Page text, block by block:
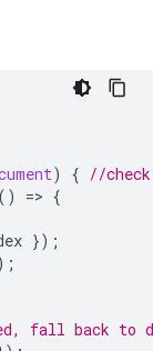
) { //
=> {
});
fall back to